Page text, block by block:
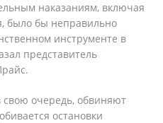
наказаниям, включая
было бы неправильно
инструменте в
представитель
свою очередь, обвиняют
остановки